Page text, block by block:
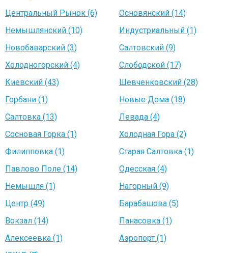
Центральный Рынок (6)
Основянский (14)
Немышлянский (10)
Индустриальный (1)
Новобаварский (3)
Салтовский (9)
Холодногорский (4)
Слободской (17)
Киевский (43)
Шевченковский (28)
Горбани (1)
Новые Дома (18)
Салтовка (13)
Левада (4)
Сосновая Горка (1)
Холодная Гора (2)
Филипповка (1)
Старая Салтовка (1)
Павлово Поле (14)
Одесская (4)
Немышля (1)
Нагорный (9)
Центр (49)
Барабашова (5)
Вокзал (14)
Панасовка (1)
Алексеевка (1)
Аэропорт (1)